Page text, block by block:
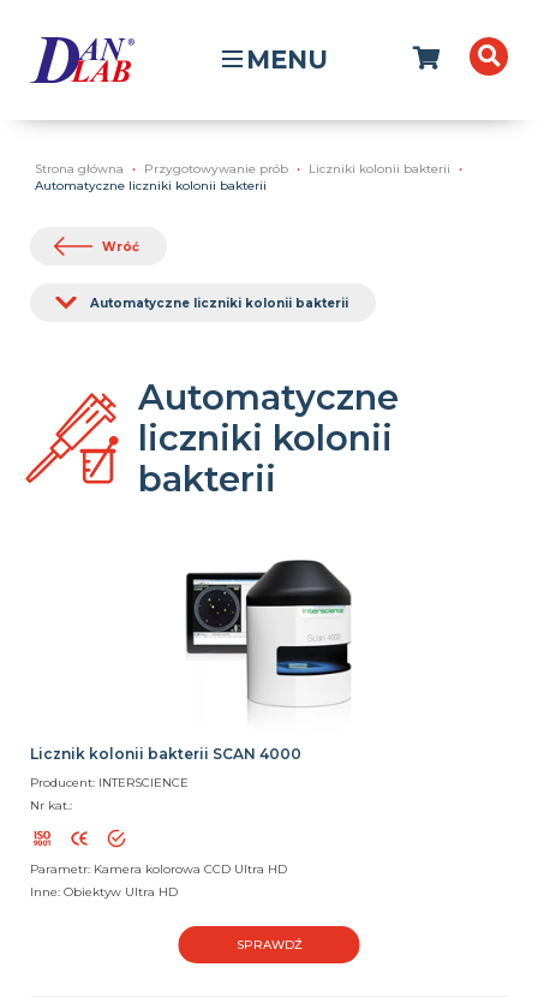
MENU
Strona główna Przygotowywanie prób
Liczniki kolonii bakterii
Automatyczne liczniki kolonii bakterii
Wróć
Automatyczne liczniki kolonii bakterii
Automatyczne
liczniki kolonii
bakterii
Licznik kolonii bakterii SCAN 4000
Producent: INTERSCIENCE
Nr kat.:
Parametr: Kamera kolorowa CCD Ultra HD
Inne: Obiektyw Ultra HD
SPRAWDŹ